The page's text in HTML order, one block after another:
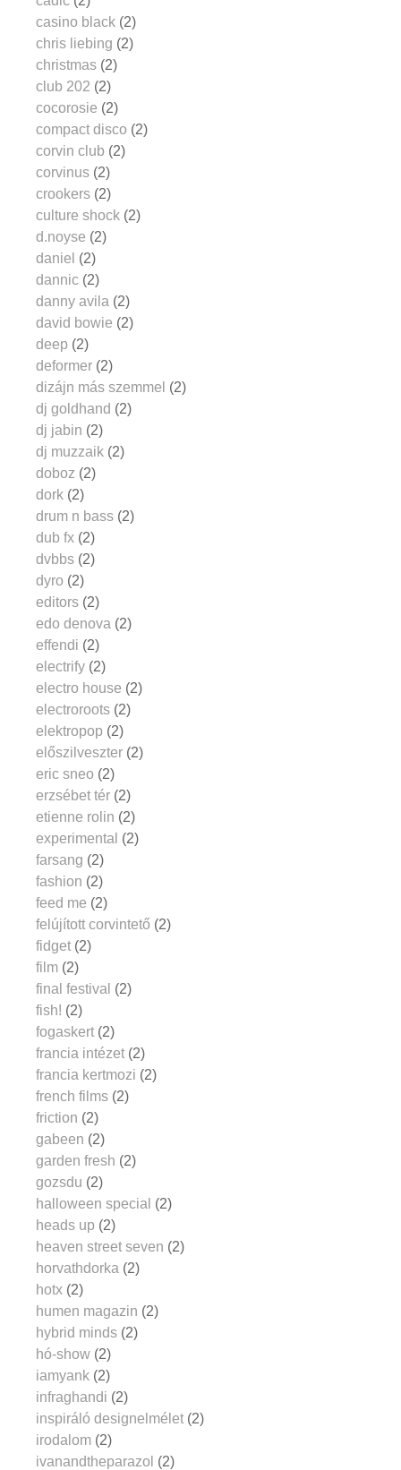
casino black (2)
chris liebing (2)
christmas (2)
club 202 (2)
cocorosie (2)
compact disco (2)
corvin club (2)
corvinus (2)
crookers (2)
culture shock (2)
d.noyse (2)
daniel (2)
dannic (2)
danny avila (2)
david bowie (2)
deep (2)
deformer (2)
dizájn más szemmel (2)
dj goldhand (2)
dj jabin (2)
dj muzzaik (2)
doboz (2)
dork (2)
drum n bass (2)
dub fx (2)
dvbbs (2)
dyro (2)
editors (2)
edo denova (2)
effendi (2)
electrify (2)
electro house (2)
electroroots (2)
elektropop (2)
előszilveszter (2)
eric sneo (2)
erzsébet tér (2)
etienne rolin (2)
experimental (2)
farsang (2)
fashion (2)
feed me (2)
felújított corvintető (2)
fidget (2)
film (2)
final festival (2)
fish! (2)
fogaskert (2)
francia intézet (2)
francia kertmozi (2)
french films (2)
friction (2)
gabeen (2)
garden fresh (2)
gozsdu (2)
halloween special (2)
heads up (2)
heaven street seven (2)
horvathdorka (2)
hotx (2)
humen magazin (2)
hybrid minds (2)
hó-show (2)
iamyank (2)
infraghandi (2)
inspiráló designelmélet (2)
irodalom (2)
ivanandtheparazol (2)